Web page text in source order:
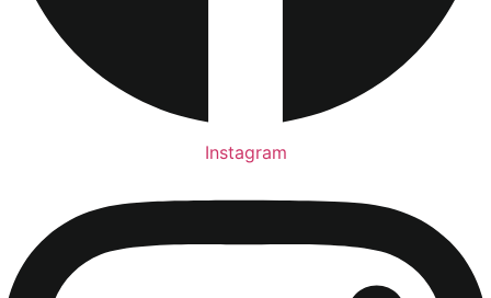
Instagram